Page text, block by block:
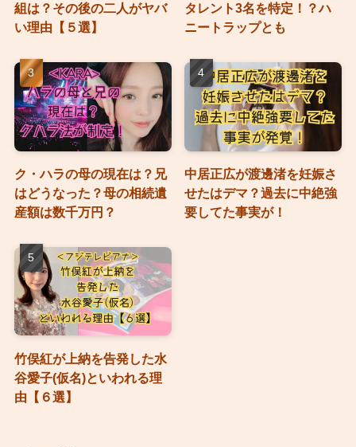
組は？その後の二人がヤバ
い理由【５選】
タレント3名を特定！？ハ
ニートラップとも
ク・ハラの母の現在は？兄
はどうなった？母の相続遺
産額は数千万円？
中居正広が渡邊渚を妊娠さ
せたはデマ？過去に中絶強
要してた事実が！
竹俣紅が上納を告発した水
谷愛子(仮名)といわれる理
由【６選】